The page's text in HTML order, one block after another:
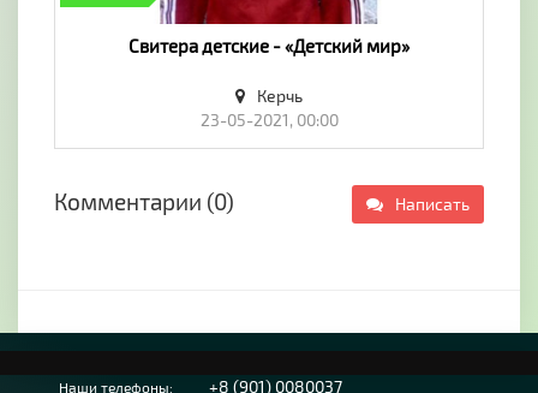
Свитера детские - «Детский мир»
Керчь
23-05-2021, 00:00
Комментарии (0) Написать
Наши телефоны: +8 (901) 0080037